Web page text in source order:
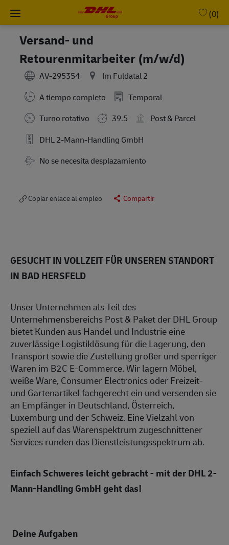
Skip to main content
(0)
Versand- und
Retourenmitarbeiter (m/w/d)
AV-295354
Im Fuldatal 2
A tiempo completo
Temporal
Turno rotativo
39.5
Post & Parcel
DHL 2-Mann-Handling GmbH
Travel Required
No se necesita desplazamiento
Copiar enlace al empleo Compartir
GESUCHT IN VOLLZEIT FÜR UNSEREN STANDORT
IN BAD HERSFELD
Unser Unternehmen als Teil des
Unternehmensbereichs Post & Paket der DHL Group
bietet Kunden aus Handel und Industrie eine
zuverlässige Logistiklösung für die Lagerung, den
Transport sowie die Zustellung großer und sperriger
Waren im B2C E-Commerce. Wir lagern Möbel,
weiße Ware, Consumer Electronics oder Freizeit-
und Gartenartikel fachgerecht ein und versenden sie
an Empfänger in Deutschland, Österreich,
Luxemburg und der Schweiz. Eine Vielzahl von
speziell auf das Warenspektrum zugeschnittener
Services runden das Dienstleistungsspektrum ab.
Einfach Schweres leicht gebracht - mit der DHL 2-
Mann-Handling GmbH geht das!
Deine Aufgaben